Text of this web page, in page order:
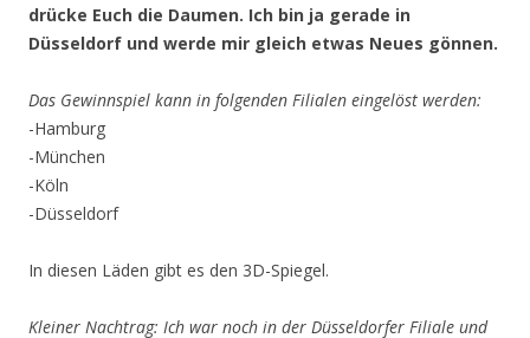
drücke Euch die Daumen. Ich bin ja gerade in
Düsseldorf und werde mir gleich etwas Neues gönnen.
Das Gewinnspiel kann in folgenden Filialen eingelöst werden:
-Hamburg
-München
-Köln
-Düsseldorf
In diesen Läden gibt es den 3D-Spiegel.
Kleiner Nachtrag: Ich war noch in der Düsseldorfer Filiale und